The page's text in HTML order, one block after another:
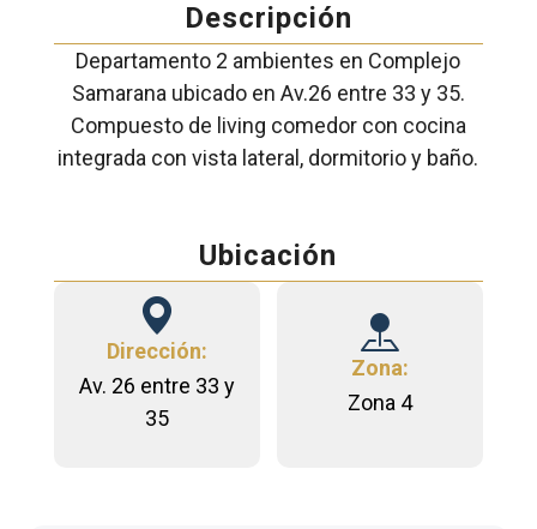
Descripción
Departamento 2 ambientes en Complejo
Samarana ubicado en Av.26 entre 33 y 35.
Compuesto de living comedor con cocina
integrada con vista lateral, dormitorio y baño.
Ubicación
Dirección:
Av. 26 entre 33 y
35
Zona:
Zona 4